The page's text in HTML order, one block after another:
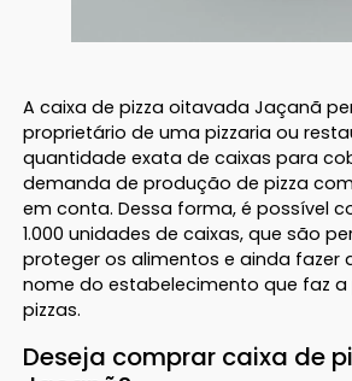
A caixa de pizza oitavada Jaçanã
proprietário de uma pizzaria ou
quantidade exata de caixas para
demanda de produção de pizza
em conta. Dessa forma, é possível
1.000 unidades de caixas, que são
proteger os alimentos e ainda fazer
nome do estabelecimento que faz
pizzas.
Deseja comprar caixa de